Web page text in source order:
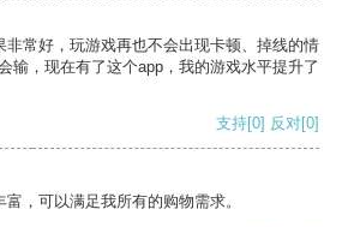
非常好，玩游戏再也不会出现卡顿、掉线的情
输，现在有了这个app，我的游戏水平提升了
支持[0] 反对[0]
，可以满足我所有的购物需求。